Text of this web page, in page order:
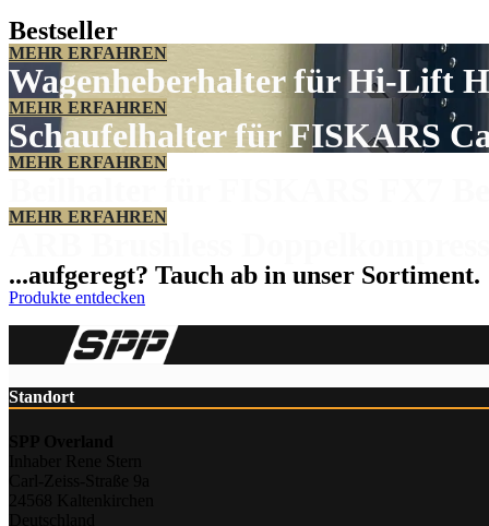
Bestseller
MEHR ERFAHREN
Wagenheberhalter für Hi-Lift
MEHR ERFAHREN
Schaufelhalter für FISKARS
MEHR ERFAHREN
MEHR ERFAHREN
...aufgeregt? Tauch ab in unser Sortiment.
Produkte entdecken
Standort